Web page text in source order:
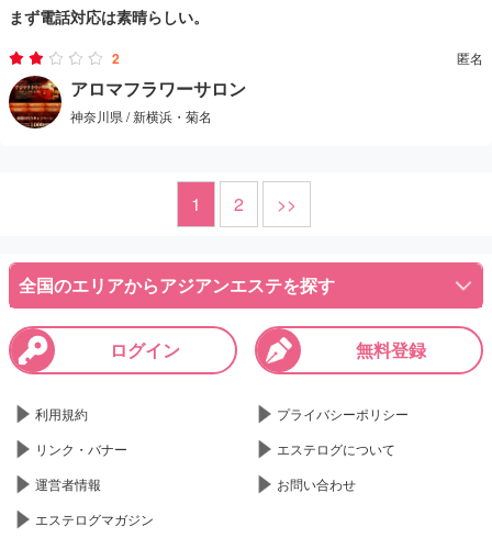
サージを受けました。担当の方は明日で退店し、別の仕事に移ると
のことでした。
まず電話対応は素晴らしい。
ビルは古いが店内は割と綺麗にしている。
シャワー室やタオルもカビ臭く無くて良い。
ただこの日は店長しかいなかった。
施術は上手くはないが、真面目にマッサしていた。90分健全マッサ
の後で延長のお誘いがあり、下心に負けてお支払い。
しかし自己発で、サポートも半端だったのでかなり集中してやっと
ゴール。
延長は意味なかったと、反省しつつ帰途につく。
2 匿名
アロマフラワーサロン
神奈川県 / 新横浜・菊名
1 2 >>
全国のエリアからアジアンエステを探す
ログイン 無料登録
利用規約
プライバシーポリシー
リンク・バナー
エステログについて
運営者情報
お問い合わせ
エステログマガジン